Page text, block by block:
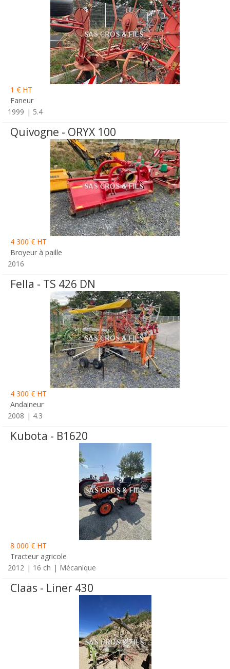
1 € HT
Faneur
1999
5.4
Quivogne - ORYX 100
4 300 € HT
Broyeur à paille
2016
Fella - TS 426 DN
4 300 € HT
Andaineur
2008
4.3
Kubota - B1620
8 000 € HT
Tracteur agricole
2012
16 ch Mécanique
Claas - Liner 430